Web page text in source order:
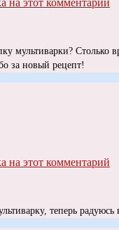
на этот комментарий
мультиварки? Столько
за новый рецепт!
на этот комментарий
теперь радуюсь